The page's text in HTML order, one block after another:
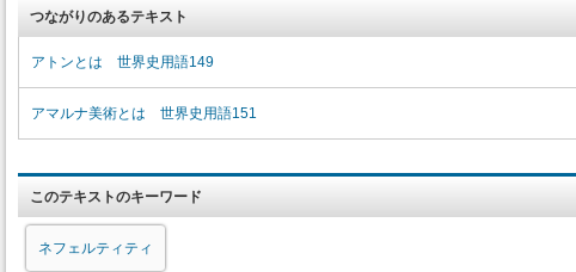
つながりのあるテキスト
アトンとは 世界史用語149
アマルナ美術とは 世界史用語151
このテキストのキーワード
ネフェルティティ